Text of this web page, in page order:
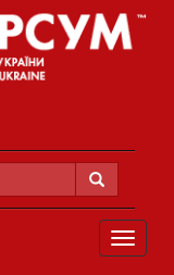
TOGGLE